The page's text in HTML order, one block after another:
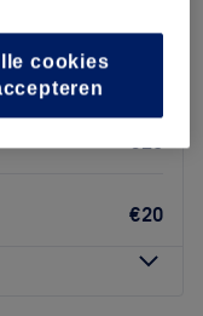
op de kaart
€20
€20
cookies